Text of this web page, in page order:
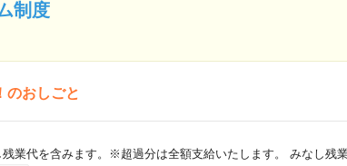
制度
のおしごと
残業代を含みます。※超過分は全額支給いたします。 みなし残